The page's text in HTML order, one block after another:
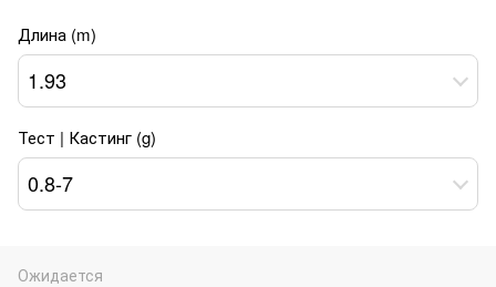
Длина (m)
1.93
Тест | Кастинг (g)
0.8-7
Ожидается